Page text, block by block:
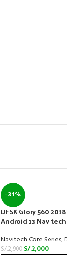
-31%
DFSK Glory 560
Android 13 Navitech
Navitech Core Series,
S/.2,900 S/.2,000